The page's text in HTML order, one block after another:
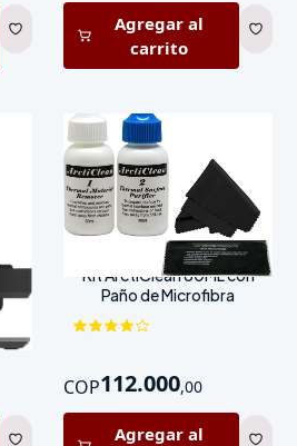
Agregar al
carrito
Kit ArctiClean 60ML con
Paño de Microfibra
COP112.000,00
Agregar al